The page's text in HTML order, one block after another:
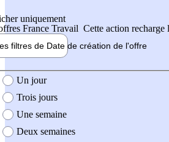
uniquement
France Travail Cette action recharge
filtres de Date de création de l'offre
création de l'offre
Un jour
Trois jours
Une semaine
Deux semaines